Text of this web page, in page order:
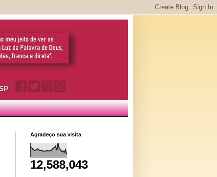
Agradeço sua visita
12,588,043